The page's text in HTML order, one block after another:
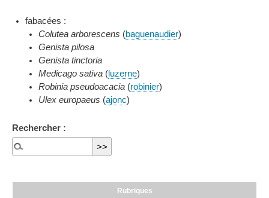
fabacées :
Colutea arborescens (baguenaudier)
Genista pilosa
Genista tinctoria
Medicago sativa(luzerne)
Robinia pseudoacacia(robinier)
Ulex europaeus (ajonc)
Rechercher :
Rubriques